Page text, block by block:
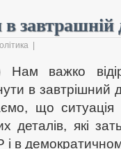
завтрашній
важко
в завтрішний
що ситуація
які
в